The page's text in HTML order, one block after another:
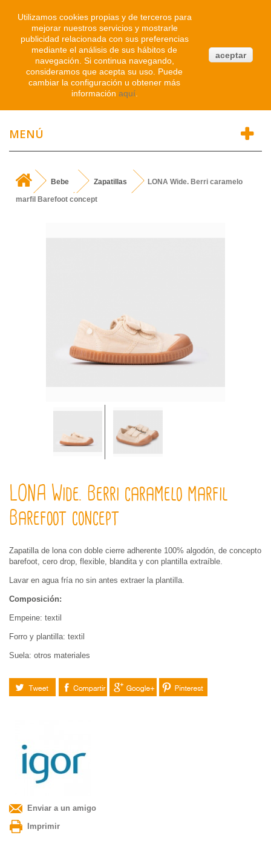
Atendemos WhatsApp
91 214 1542
MENÚ
Bebe Zapatillas LONA Wide. Berri caramelo
marfil Barefoot concept
LONA Wide. Berri caramelo marfil
Barefoot concept
Zapatilla de lona con doble cierre adherente 100% algodón, de concepto
barefoot, cero drop, flexible, blandita y con plantilla extraíble.
Lavar en agua fría no sin antes extraer la plantilla.
Composición:
Empeine: textil
Forro y plantilla: textil
Suela: otros materiales
Tuitear Compartir Google+ Pinterest
Enviar a un amigo
Imprimir
Utilizamos cookies propias y de terceros para
mejorar nuestros servicios y mostrarle
publicidad relacionada con sus preferencias
mediante el análisis de sus hábitos de
navegación. Si continua navegando,
consideramos que acepta su uso. Puede
cambiar la configuración u obtener más
información aquí.
aceptar